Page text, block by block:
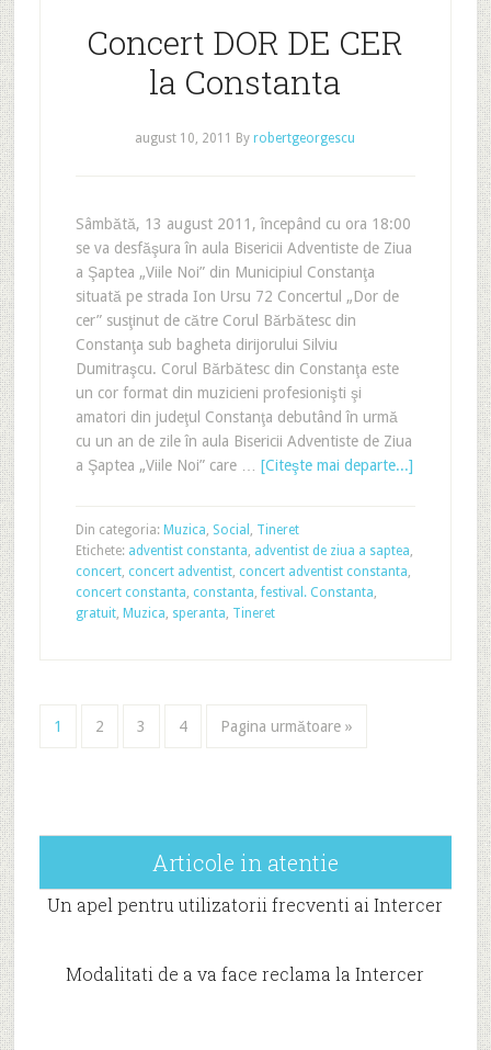
Concert DOR DE CER
la Constanta
august 10, 2011 Byrobertgeorgescu
Sâmbătă, 13 august 2011, începând cu ora 18:00
se va desfăşura în aula Bisericii Adventiste de Ziua
a Şaptea „Viile Noi” din Municipiul Constanţa
situată pe strada Ion Ursu 72 Concertul „Dor de
cer” susţinut de către Corul Bărbătesc din
Constanţa sub bagheta dirijorului Silviu
Dumitraşcu. Corul Bărbătesc din Constanţa este
un cor format din muzicieni profesionişti şi
amatori din judeţul Constanţa debutând în urmă
cu un an de zile în aula Bisericii Adventiste de Ziua
a Şaptea „Viile Noi” care … [Citeşte mai departe...]
Din categoria: Muzica, Social , Tineret
Etichete: adventist constanta, adventist de ziua a saptea,
concert, concert adventist, concert adventist constanta,
concert constanta, constanta,festival. Constanta,
gratuit, Muzica, speranta, Tineret
1 2 3 4 Pagina următoare »
Articole in atentie
Un apel pentru utilizatorii frecventi ai Intercer
Modalitati de a va face reclama la Intercer